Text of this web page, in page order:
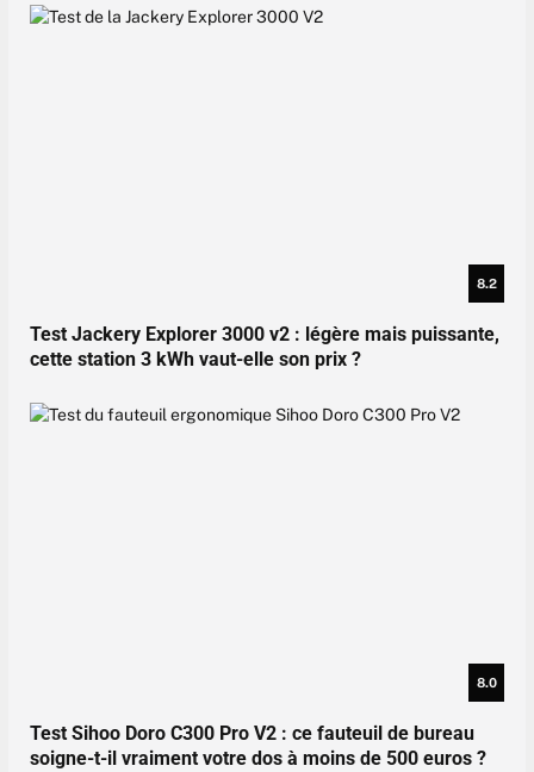
8.2
Test Jackery Explorer 3000 v2 : légère mais puissante,
cette station 3 kWh vaut-elle son prix ?
8.0
Test Sihoo Doro C300 Pro V2 : ce fauteuil de bureau
soigne-t-il vraiment votre dos à moins de 500 euros ?